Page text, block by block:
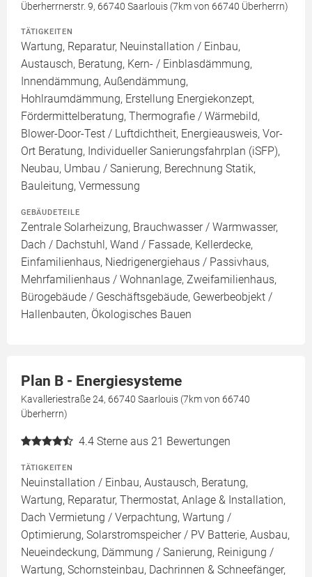
Überherrnerstr. 9, 66740 Saarlouis (7km von 66740 Überherrn)
TÄTIGKEITEN
Wartung, Reparatur, Neuinstallation / Einbau,
Austausch, Beratung, Kern- / Einblasdämmung,
Innendämmung, Außendämmung,
Hohlraumdämmung, Erstellung Energiekonzept,
Fördermittelberatung, Thermografie / Wärmebild,
Blower-Door-Test / Luftdichtheit, Energieausweis, Vor-
Ort Beratung, Individueller Sanierungsfahrplan (iSFP),
Neubau, Umbau / Sanierung, Berechnung Statik,
Bauleitung, Vermessung
GEBÄUDETEILE
Zentrale Solarheizung, Brauchwasser / Warmwasser,
Dach / Dachstuhl, Wand / Fassade, Kellerdecke,
Einfamilienhaus, Niedrigenergiehaus / Passivhaus,
Mehrfamilienhaus / Wohnanlage, Zweifamilienhaus,
Bürogebäude / Geschäftsgebäude, Gewerbeobjekt /
Hallenbauten, Ökologisches Bauen
Plan B - Energiesysteme
Kavalleriestraße 24, 66740 Saarlouis (7km von 66740
Überherrn)
4.4 Sterne aus 21 Bewertungen
TÄTIGKEITEN
Neuinstallation / Einbau, Austausch, Beratung,
Wartung, Reparatur, Thermostat, Anlage & Installation,
Dach Vermietung / Verpachtung, Wartung /
Optimierung, Solarstromspeicher / PV Batterie, Ausbau,
Neueindeckung, Dämmung / Sanierung, Reinigung /
Wartung, Schornsteinbau, Dachrinnen & Schneefänger,